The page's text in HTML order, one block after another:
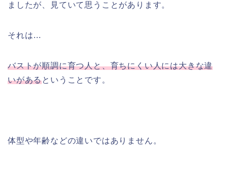
ましたが、見ていて思うことがあります。
それは…
バストが順調に育つ人と、育ちにくい人には大きな違
いがあるということです。
体型や年齢などの違いではありません。